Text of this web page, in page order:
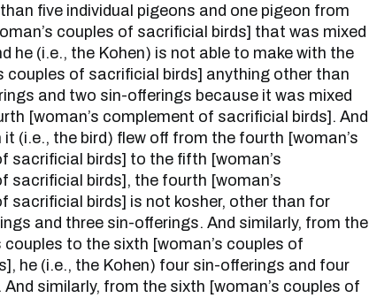
five individual pigeons and one pigeon from
couples of sacrificial birds] that was mixed
he (i.e., the Kohen) is not able to make with the
couples of sacrificial birds] anything other than
and two sin-offerings because it was mixed
[woman’s complement of sacrificial birds]. And
it (i.e., the bird) flew off from the fourth [woman’s
sacrificial birds] to the fifth [woman’s
sacrificial birds], the fourth [woman’s
sacrificial birds] is not kosher, other than for
and three sin-offerings. And similarly, from the
couples to the sixth [woman’s couples of
he (i.e., the Kohen) four sin-offerings and four
similarly, from the sixth [woman’s couples of